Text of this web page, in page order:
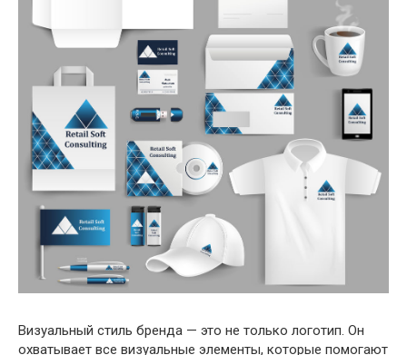
Визуальный стиль бренда — это не только логотип. Он
охватывает все визуальные элементы, которые помогают